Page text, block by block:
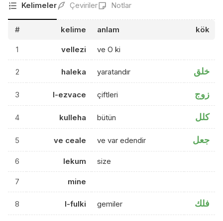
Kelimeler Çeviriler Notlar
# kelime anlam kök
1 vellezi ve O ki
2 haleka yaratandır خلق
3 l-ezvace çiftleri زوج
4 kulleha bütün كلل
5 ve ceale ve var edendir جعل
6 lekum size
7 mine
8 l-fulki gemiler فلك